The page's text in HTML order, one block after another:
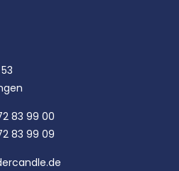
83 99 00
83 99 09